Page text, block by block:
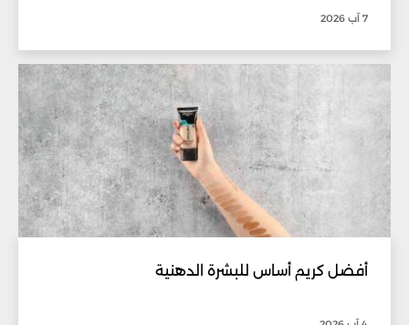
7 آب 2026
أفضل كريم أساس للبشرة الدهنية